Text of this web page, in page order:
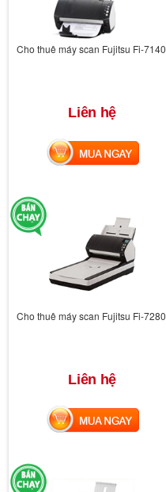
Cho thuê máy scan Fujitsu Fi-7140
Liên hệ
MUA NGAY
Cho thuê máy scan Fujitsu Fi-7280
Liên hệ
MUA NGAY